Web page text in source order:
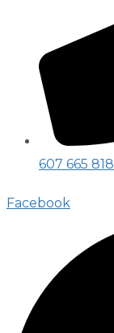
607 665 818
Facebook